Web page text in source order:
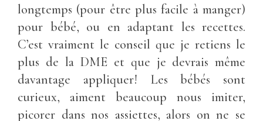
longtemps (pour être plus facile à manger)
pour bébé, ou en adaptant les recettes.
C’est vraiment le conseil que je retiens le
plus de la DME et que je devrais même
davantage appliquer! Les bébés sont
curieux, aiment beaucoup nous imiter,
picorer dans nos assiettes, alors on ne se